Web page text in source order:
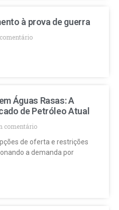
à prova de guerra
Águas Rasas: A
de Petróleo Atual
comentário
de oferta e restrições
a demanda por